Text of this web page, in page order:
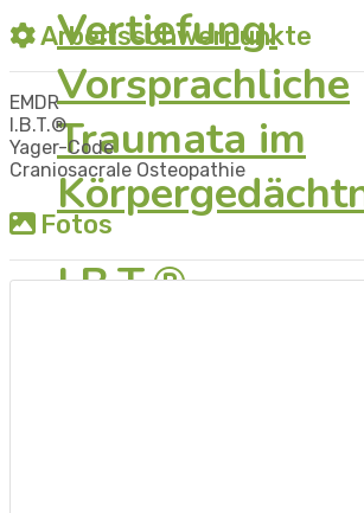
Vertiefung:
Vorsprachliche
Traumata im
I.B.T.®-
Arbeitsschwerpunkte
EMDR
I.B.T.®
Yager-Code
Craniosacrale Osteopathie
Fotos